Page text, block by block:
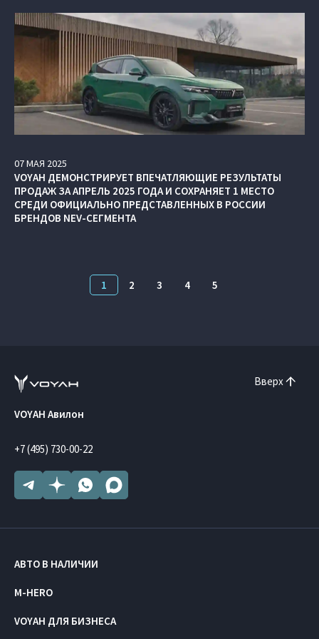
07МАЯ 2025
VOYAH ДЕМОНСТРИРУЕТ ВПЕЧАТЛЯЮЩИЕ РЕЗУЛЬТАТЫ
ПРОДАЖ ЗА АПРЕЛЬ 2025 ГОДА И СОХРАНЯЕТ 1 МЕСТО
СРЕДИ ОФИЦИАЛЬНО ПРЕДСТАВЛЕННЫХ В РОССИИ
БРЕНДОВ NEV-СЕГМЕНТА
1 2 3 4 5
Вверх
VOYAH Авилон
+7 (495) 730-00-22
АВТО В НАЛИЧИИ
M-HERO
VOYAH ДЛЯ БИЗНЕСА